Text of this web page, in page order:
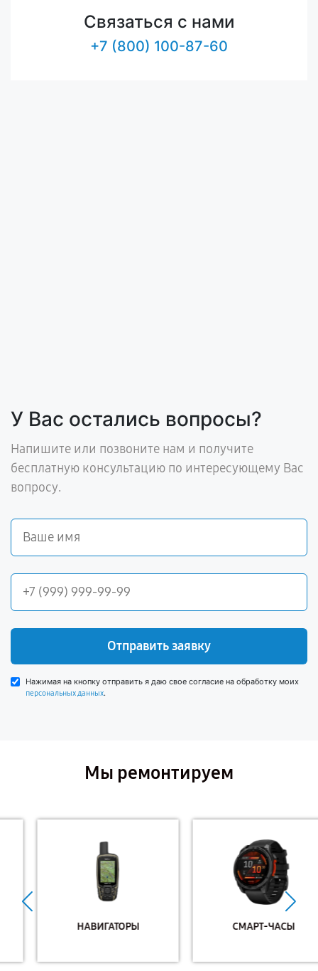
Связаться с нами
+7 (800) 100-87-60
У Вас остались вопросы?
Напишите или позвоните нам и получите
бесплатную консультацию по интересующему Вас
вопросу.
Отправить заявку
Нажимая на кнопку отправить я даю свое согласие на обработку моих
персональных данных.
Мы ремонтируем
НАВИГАТОРЫ СМАРТ-ЧАСЫ